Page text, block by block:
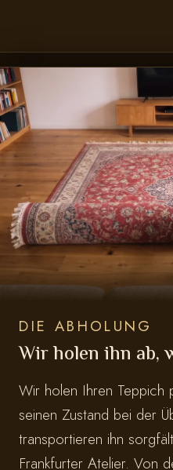
DIE ABHOLUNG
Wir holen ihn ab,
Wir holen Ihren Teppich
seinen Zustand bei der
transportieren ihn
Frankfurter Atelier. Von